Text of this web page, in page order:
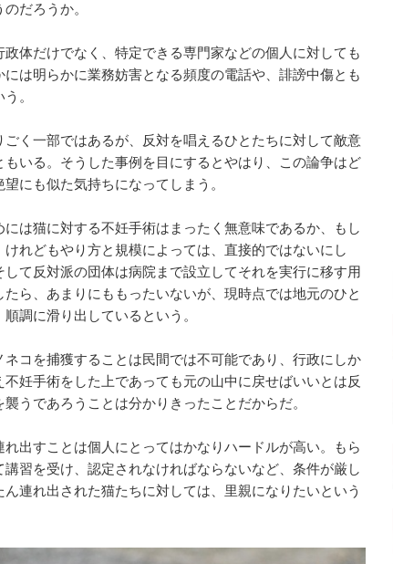
だろうか。
体だけでなく、特定できる専門家などの個人に対しても
は明らかに業務妨害となる頻度の電話や、誹謗中傷とも
。
く一部ではあるが、反対を唱えるひとたちに対して敵意
いる。そうした事例を目にするとやはり、この論争はど
にも似た気持ちになってしまう。
は猫に対する不妊手術はまったく無意味であるか、もし
れどもやり方と規模によっては、直接的ではないにし
て反対派の団体は病院まで設立してそれを実行に移す用
ら、あまりにももったいないが、現時点では地元のひと
調に滑り出しているという。
コを捕獲することは民間では不可能であり、行政にしか
妊手術をした上であっても元の山中に戻せばいいとは反
うであろうことは分かりきったことだからだ。
出すことは個人にとってはかなりハードルが高い。もら
習を受け、認定されなければならないなど、条件が厳し
連れ出された猫たちに対しては、里親になりたいという